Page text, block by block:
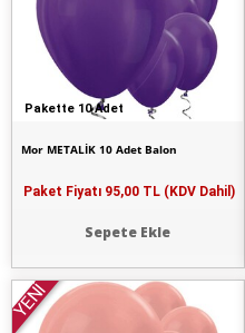
Pakette 10 Adet
Mor METALİK 10 Adet Balon
Paket Fiyatı 95,00 TL (KDV Dahil)
Sepete Ekle
YENİ